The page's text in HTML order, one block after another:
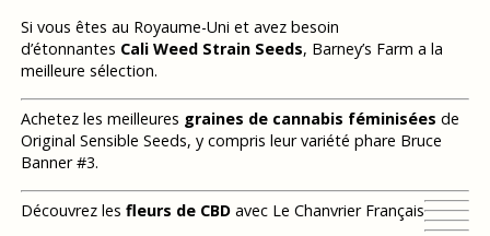
Si vous êtes au Royaume-Uni et avez besoin
d’étonnantes Cali Weed Strain Seeds, Barney’s Farm a la
meilleure sélection.
Achetez les meilleures graines de cannabis féminisées de
Original Sensible Seeds, y compris leur variété phare Bruce
Banner #3.
Découvrez les fleurs de CBDavec Le Chanvrier Français